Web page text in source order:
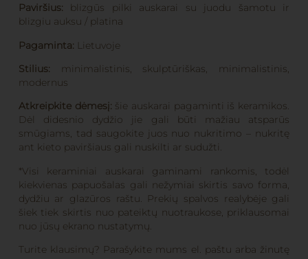
Paviršius: blizgūs pilki auskarai su juodu šamotu ir
blizgiu auksu / platina
Pagaminta: Lietuvoje
Stilius: minimalistinis, skulptūriškas, minimalistinis,
modernus
Atkreipkite dėmesį: šie auskarai pagaminti iš keramikos.
Dėl didesnio dydžio jie gali būti mažiau atsparūs
smūgiams, tad saugokite juos nuo nukritimo – nukritę
ant kieto paviršiaus gali nuskilti ar sudužti.
*Visi keraminiai auskarai gaminami rankomis, todėl
kiekvienas papuošalas gali nežymiai skirtis savo forma,
dydžiu ar glazūros raštu. Prekių spalvos realybėje gali
šiek tiek skirtis nuo pateiktų nuotraukose, priklausomai
nuo jūsų ekrano nustatymų.
Turite klausimų? Parašykite mums el. paštu arba žinutę